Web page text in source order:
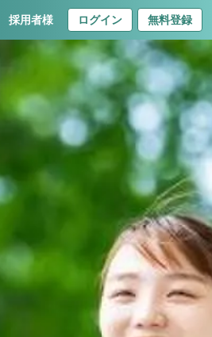
採用者様 ログイン 無料登録